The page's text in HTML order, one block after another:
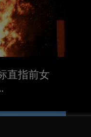
直指前女